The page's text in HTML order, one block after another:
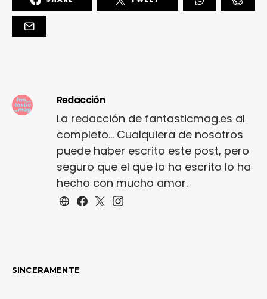
Redacción
La redacción de fantasticmag.es al
completo... Cualquiera de nosotros
puede haber escrito este post, pero
seguro que el que lo ha escrito lo ha
hecho con mucho amor.
SINCERAMENTE